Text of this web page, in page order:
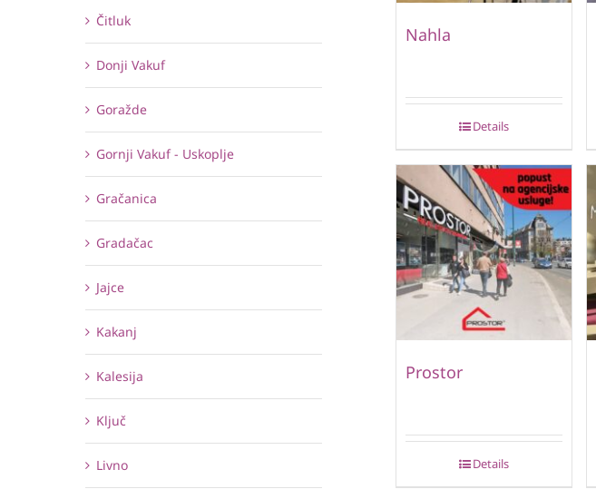
Nahla
Details
Prostor
Details
Čitluk
Donji Vakuf
Goražde
Gornji Vakuf - Uskoplje
Gračanica
Gradačac
Jajce
Kakanj
Kalesija
Ključ
Livno